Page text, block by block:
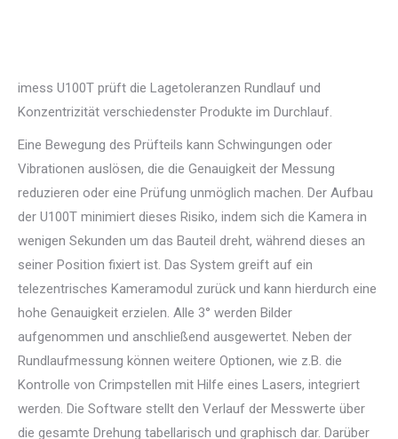
imess U100T prüft die Lagetoleranzen Rundlauf und
Konzentrizität verschiedenster Produkte im Durchlauf.
Eine Bewegung des Prüfteils kann Schwingungen oder
Vibrationen auslösen, die die Genauigkeit der Messung
reduzieren oder eine Prüfung unmöglich machen. Der Aufbau
der U100T minimiert dieses Risiko, indem sich die Kamera in
wenigen Sekunden um das Bauteil dreht, während dieses an
seiner Position fixiert ist. Das System greift auf ein
telezentrisches Kameramodul zurück und kann hierdurch eine
hohe Genauigkeit erzielen. Alle 3° werden Bilder
aufgenommen und anschließend ausgewertet. Neben der
Rundlaufmessung können weitere Optionen, wie z.B. die
Kontrolle von Crimpstellen mit Hilfe eines Lasers, integriert
werden. Die Software stellt den Verlauf der Messwerte über
die gesamte Drehung tabellarisch und graphisch dar. Darüber